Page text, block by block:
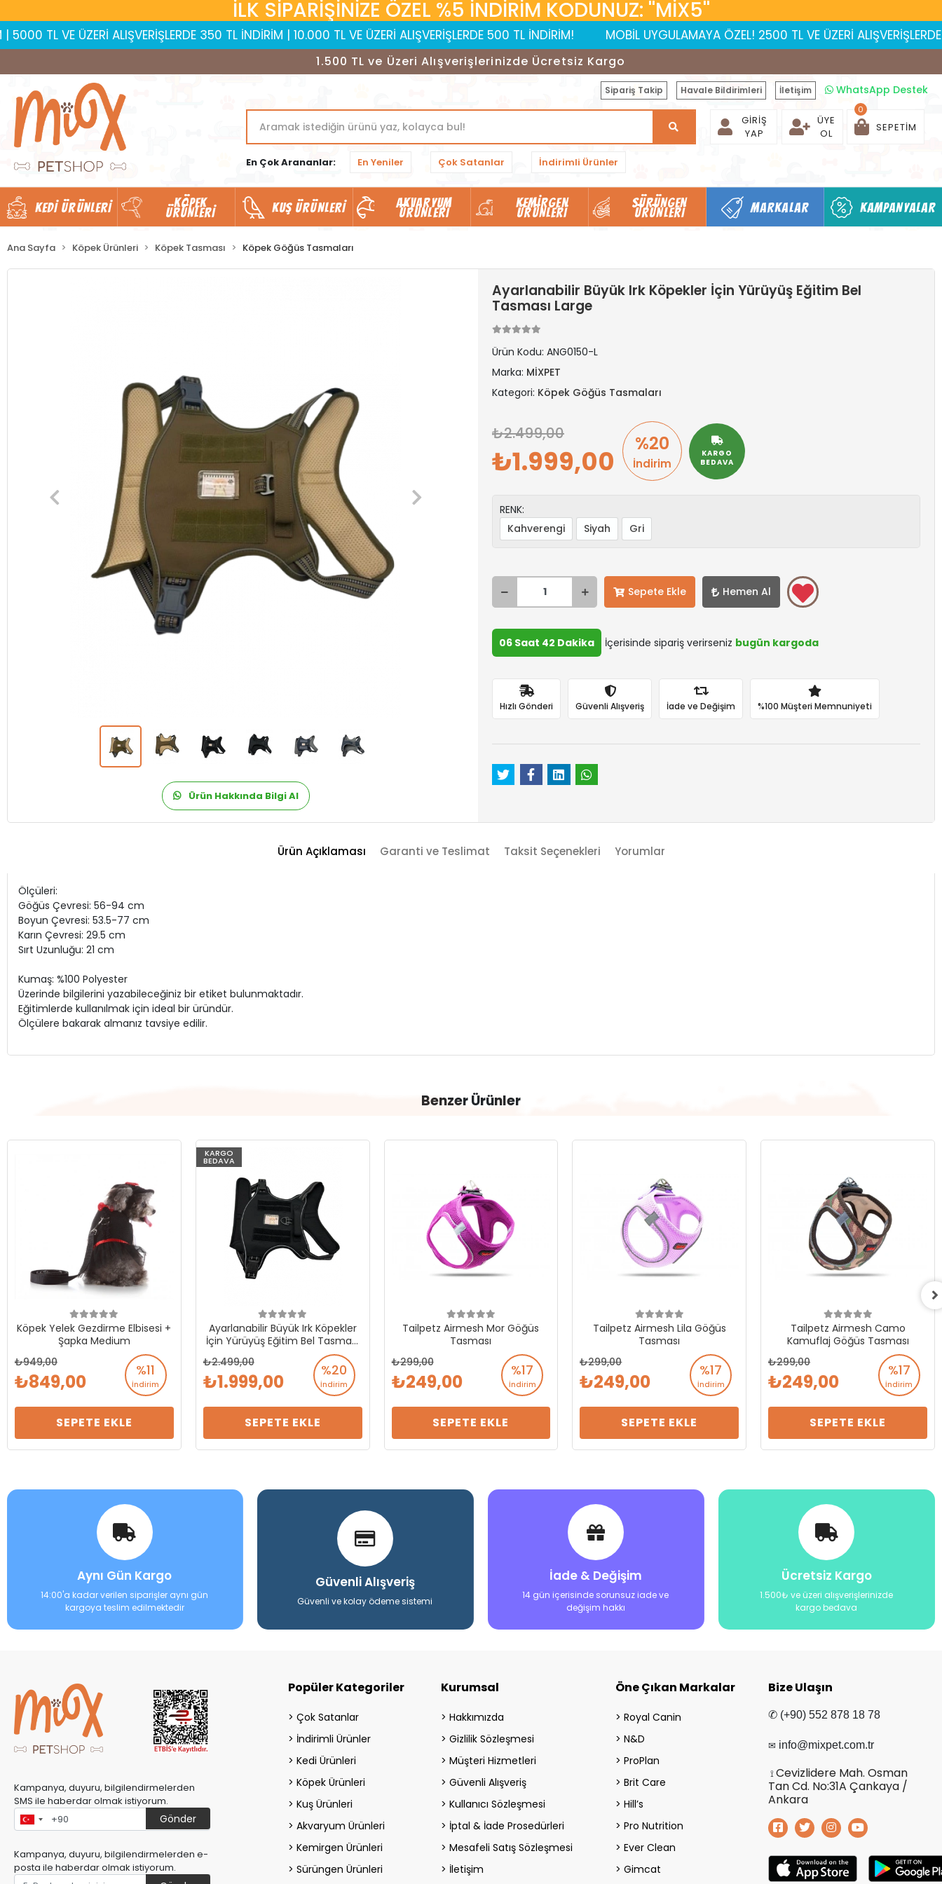
İLK SİPARİŞİNİZE ÖZEL %5 İNDİRİM KODUNUZ: ''MİX5''
ÜZERİ ALIŞVERİŞLERDE 350 TL İNDİRİM | 10.000 TL VE ÜZERİ ALIŞVERİŞLERDE 500 TL İNDİRİM! MOBİL UYGULAMAYA ÖZEL! 2500 TL VE ÜZERİ ALIŞVERİŞLERDE 150 TL
1.500 TL ve Üzeri Alışverişlerinizde Ücretsiz Kargo
Sipariş Takip Havale Bildirimleri İletişim WhatsApp Destek
En Çok Arananlar: En Yeniler Çok Satanlar İndirimli Ürünler
GIRIŞ
YAP
ÜYE
OL
SEPETIM
0
KEDI ÜRÜNLERI KÖPEK
ÜRÜNLERI KUŞ ÜRÜNLERI AKVARYUM
ÜRÜNLERI
KEMIRGEN
ÜRÜNLERI
SÜRÜNGEN
ÜRÜNLERI MARKALAR KAMPANYALAR
Ana Sayfa Köpek Ürünleri Köpek Tasması Köpek Göğüs Tasmaları
Ürün Hakkında Bilgi Al
Ayarlanabilir Büyük Irk Köpekler İçin Yürüyüş Eğitim Bel
Tasması Large
Ürün Kodu: ANG0150-L
Marka: MİXPET
Kategori: Köpek Göğüs Tasmaları
KARGO
BEDAVA
%20
İndirim
2.499,00
1.999,00
RENK:
Kahverengi
Siyah Gri
Sepete Ekle Hemen Al
06 Saat 42 Dakika İçerisinde sipariş verirseniz bugün kargoda
Hızlı Gönderi Güvenli Alışveriş İade ve Değişim %100 Müşteri Memnuniyeti
Ürün Açıklaması Garanti ve Teslimat Taksit Seçenekleri Yorumlar
Ölçüleri:
Göğüs Çevresi: 56-94 cm
Boyun Çevresi: 53.5-77 cm
Karın Çevresi: 29.5 cm
Sırt Uzunluğu: 21 cm
Kumaş: %100 Polyester
Üzerinde bilgilerini yazabileceğiniz bir etiket bulunmaktadır.
Eğitimlerde kullanılmak için ideal bir üründür.
Ölçülere bakarak almanız tavsiye edilir.
Benzer Ürünler
Köpek Yelek Gezdirme Elbisesi +
Şapka Medium
%11
İndirim
949,00
849,00
SEPETE EKLE
KARGO
BEDAVA
Ayarlanabilir Büyük Irk Köpekler
İçin Yürüyüş Eğitim Bel Tasması
%20
İndirim
2.499,00
1.999,00
SEPETE EKLE
Tailpetz Airmesh Mor Göğüs
Tasması
%17
İndirim
299,00
249,00
SEPETE EKLE
Tailpetz Airmesh Lila Göğüs
Tasması
%17
İndirim
299,00
249,00
SEPETE EKLE
Tailpetz Airmesh Camo
Kamuflaj Göğüs Tasması
%17
İndirim
299,00
249,00
SEPETE EKLE
Aynı Gün Kargo
14:00'a kadar verilen siparişler aynı gün
kargoya teslim edilmektedir
Güvenli Alışveriş
Güvenli ve kolay ödeme sistemi
İade & Değişim
14 gün içerisinde sorunsuz iade ve
değişim hakkı
Ücretsiz Kargo
1.500₺ ve üzeri alışverişlerinizde
kargo bedava
Kampanya, duyuru, bilgilendirmelerden
SMS ile haberdar olmak istiyorum.
Gönder
Kampanya, duyuru, bilgilendirmelerden e-
posta ile haberdar olmak istiyorum.
Popüler Kategoriler
Çok Satanlar
İndirimli Ürünler
Kedi Ürünleri
Köpek Ürünleri
Kuş Ürünleri
Akvaryum Ürünleri
Kemirgen Ürünleri
Sürüngen Ürünleri
Kurumsal
Hakkımızda
Gizlilik Sözleşmesi
Müşteri Hizmetleri
Güvenli Alışveriş
Kullanıcı Sözleşmesi
İptal & İade Prosedürleri
Mesafeli Satış Sözleşmesi
İletişim
Öne Çıkan Markalar
Royal Canin
N&D
ProPlan
Brit Care
Hill’s
Pro Nutrition
Ever Clean
Gimcat
Bize Ulaşın
✆ (+90) 552 878 18 78
✉ info@mixpet.com.tr
⟟Cevizlidere Mah. Osman
Tan Cd. No:31A Çankaya /
Ankara